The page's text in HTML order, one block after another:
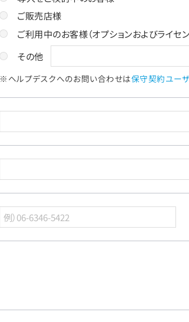
ご販売店様
ご利用中のお客様（オプションおよびライセ
その他
※ヘルプデスクへのお問い合わせは保守契約ユー